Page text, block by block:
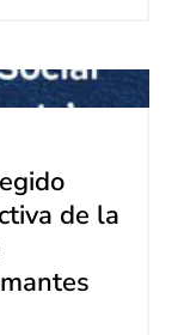
de la